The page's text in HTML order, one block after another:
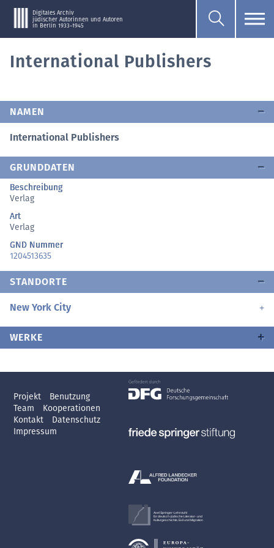
Digitales Archiv
jüdischer Autorinnen und Autoren
in Berlin 1933–1945
International Publishers
NAMEN
International Publishers
GRUNDDATEN
Beschreibung
Verlag
Art
Verlag
GND Nummer
1204513635
STANDORTE
New York City
WERKE
Projekt
Benutzung
Team
Kooperationen
Kontakt
Datenschutz
Impressum
Axel Springer-Lehrstuhl
für deutsch-jüdische Literatur- und
Kulturgeschichte, Exil und Migration